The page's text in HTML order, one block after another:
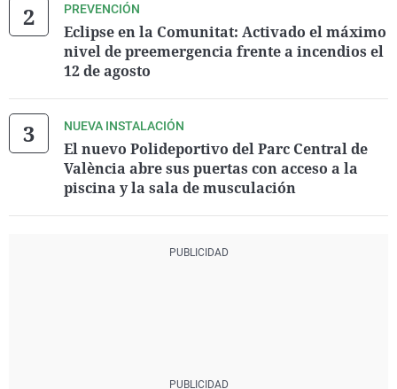
PREVENCIÓN
Eclipse en la Comunitat: Activado el máximo
nivel de preemergencia frente a incendios el
12 de agosto
NUEVA INSTALACIÓN
El nuevo Polideportivo del Parc Central de
València abre sus puertas con acceso a la
piscina y la sala de musculación